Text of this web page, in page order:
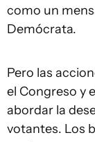
como un
Demócrata.
Pero las
el Congreso y
abordar la
votantes. Los